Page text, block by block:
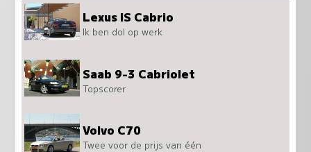
Lexus IS Cabrio
Ik ben dol op werk
Saab 9-3 Cabriolet
Topscorer
Volvo C70
Twee voor de prijs van één